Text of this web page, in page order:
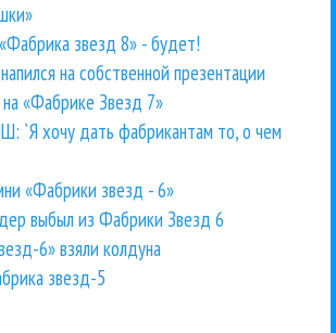
звезд 8» - будет!
на собственной презентации
«Фабрике Звезд 7»
`Я хочу дать фабрикантам то, о чем
«Фабрики звезд - 6»
выбыл из Фабрики Звезд 6
6» взяли колдуна
звезд-5